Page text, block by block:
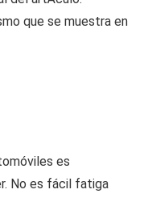
que se muestra en
es
No es fácil fatiga